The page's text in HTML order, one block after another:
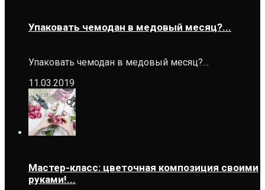
Упаковать чемодан в медовый месяц?...
Упаковать чемодан в медовый месяц?…
11.03.2019
Мастер-класс: цветочная композиция своими
руками!...